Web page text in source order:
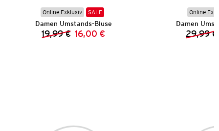
Online Exklusiv SALE
Damen Umstands-Bluse
Vorheriger Preis:
19,99 € Neuer Preis:
16,00 €
Online
Damen
29,99 €